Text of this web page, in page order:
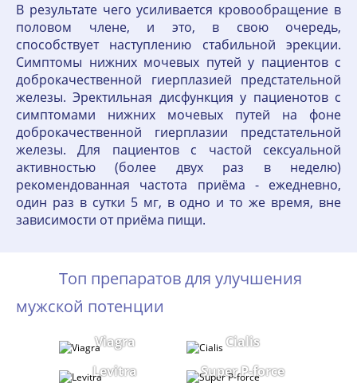
В результате чего усиливается кровообращение в
половом члене, и это, в свою очередь,
способствует наступлению стабильной эрекции.
Симптомы нижних мочевых путей у пациентов с
доброкачественной гиерплазией предстательной
железы. Эректильная дисфункция у пациенотов с
симптомами нижних мочевых путей на фоне
доброкачественной гиерплазии предстательной
железы. Для пациентов с частой сексуальной
активностью (более двух раз в неделю)
рекомендованная частота приёма - ежедневно,
один раз в сутки 5 мг, в одно и то же время, вне
зависимости от приёма пищи.
Топ препаратов для улучшения
мужской потенции
Viagra
Cialis
Levitra
Super P-force